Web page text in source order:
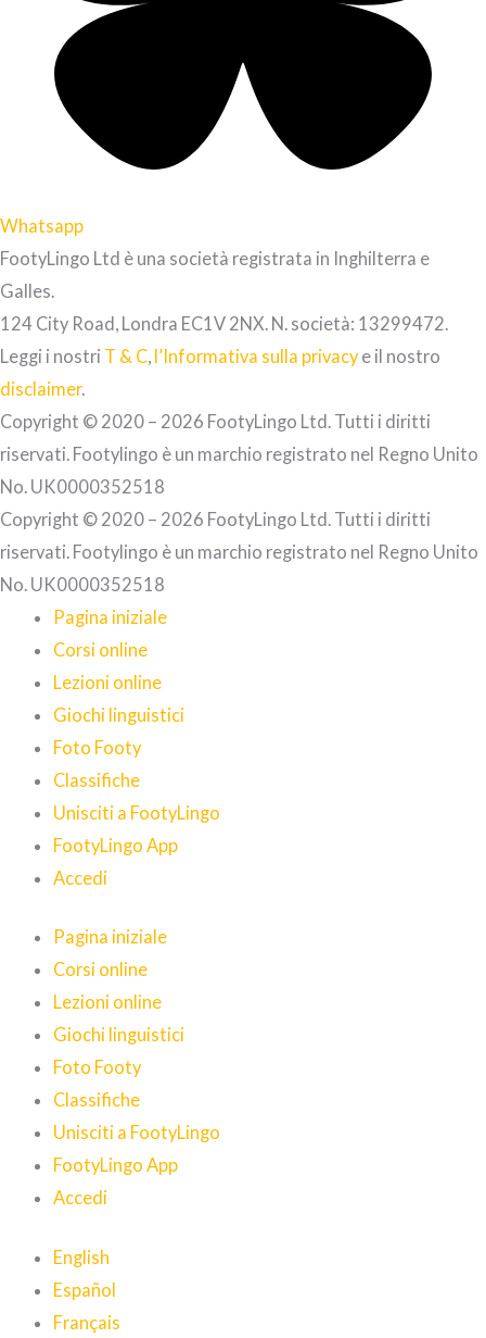
Whatsapp
FootyLingo Ltd è una società registrata in Inghilterra e
Galles.
124 City Road, Londra EC1V 2NX. N. società: 13299472.
Leggi i nostri T & C l’Informativa sulla privacy e il nostro
disclaimer.
Copyright © 2020 – 2026 FootyLingo Ltd. Tutti i diritti
riservati. Footylingo è un marchio registrato nel Regno Unito
No. UK0000352518
Copyright © 2020 – 2026 FootyLingo Ltd. Tutti i diritti
riservati. Footylingo è un marchio registrato nel Regno Unito
No. UK0000352518
Pagina iniziale
Corsi online
Lezioni online
Giochi linguistici
Foto Footy
Classifiche
Unisciti a FootyLingo
FootyLingo App
Accedi
Pagina iniziale
Corsi online
Lezioni online
Giochi linguistici
Foto Footy
Classifiche
Unisciti a FootyLingo
FootyLingo App
Accedi
English
Español
Français